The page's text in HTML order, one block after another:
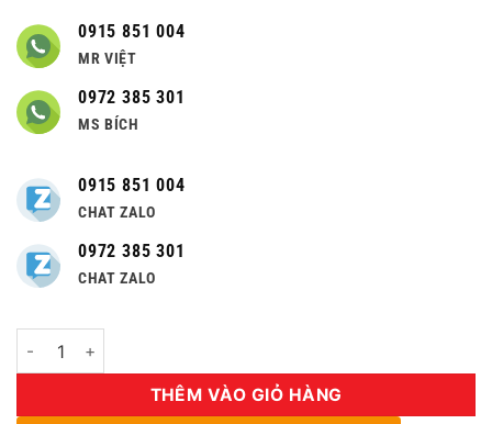
0915 851 004
MR VIỆT
0972 385 301
MS BÍCH
0915 851 004
CHAT ZALO
0972 385 301
CHAT ZALO
Số lượng
THÊM VÀO GIỎ HÀNG